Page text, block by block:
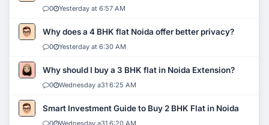
0 Yesterday at 6:57 AM
Why does a 4 BHK flat Noida offer better privacy?
0 Yesterday at 6:30 AM
Why should I buy a 3 BHK flat in Noida Extension?
0 Wednesday a31 6:25 AM
Smart Investment Guide to Buy 2 BHK Flat in Noida
0 Wednesday a31 6:20 AM